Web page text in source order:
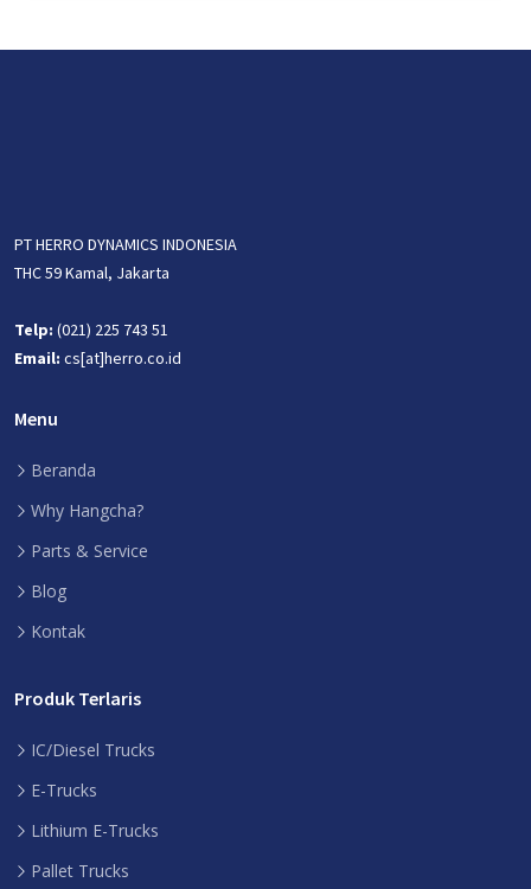
PT HERRO DYNAMICS INDONESIA
THC 59 Kamal, Jakarta
Telp: (021) 225 743 51
Email: cs[at]herro.co.id
Menu
Beranda
Why Hangcha?
Parts & Service
Blog
Kontak
Produk Terlaris
IC/Diesel Trucks
E-Trucks
Lithium E-Trucks
Pallet Trucks